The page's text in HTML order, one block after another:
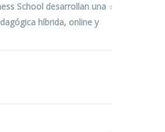
School desarrollan una
híbrida, online y